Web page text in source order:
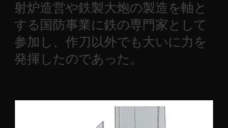
射炉造営や鉄製大炮の製造を軸と
する国防事業に鉄の専門家として
参加し、作刀以外でも大いに力を
発揮したのであった。